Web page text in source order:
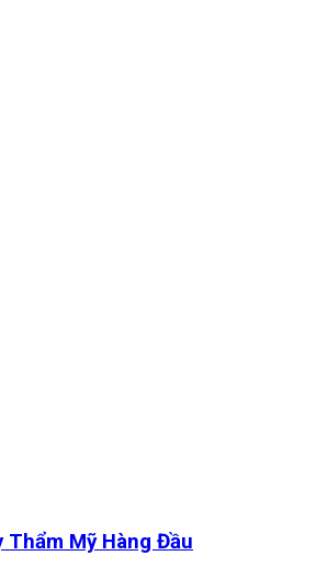
Thẩm Mỹ Hàng Đầu